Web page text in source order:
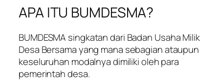
APA ITU BUMDESMA?
BUMDESMA singkatan dari Badan Usaha Milik
Desa Bersama yang mana sebagian ataupun
keseluruhan modalnya dimiliki oleh para
pemerintah desa.